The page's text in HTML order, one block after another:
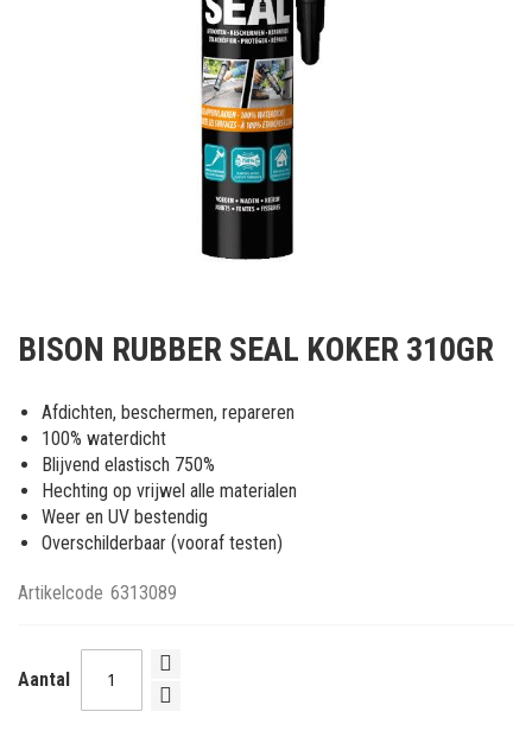
het
van
de
afbeeldingen-
gallerij
BISON RUBBER SEAL KOKER 310GR
Afdichten, beschermen, repareren
100% waterdicht
Blijvend elastisch 750%
Hechting op vrijwel alle materialen
Weer en UV bestendig
Overschilderbaar (vooraf testen)
Artikelcode 6313089
Aantal